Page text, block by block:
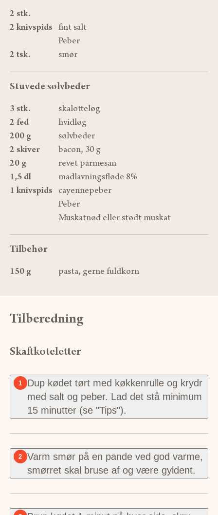
2 stk.
2 knivspids
fint salt
Peber
2 tsk.
smør
Stuvede sølvbeder
3 stk.
skalotteløg
2 fed
hvidløg
200 g
sølvbeder
2 skiver
bacon, 30 g
20 g
revet parmesan
1,5 dl
madlavningsfløde 8%
1 knivspids
cayennepeber
Peber
Muskatnød eller stødt muskat
Tilbehør
150 g pasta, gerne fuldkorn
Tilberedning
Skaftkoteletter
1
Dup kødet tørt med køkkenrulle og krydr
med salt og peber. Lad det stå minimum
15 minutter (se "Tips").
2
Varm smør på en pande ved god varme,
smørret skal bruse af og være gyldent.